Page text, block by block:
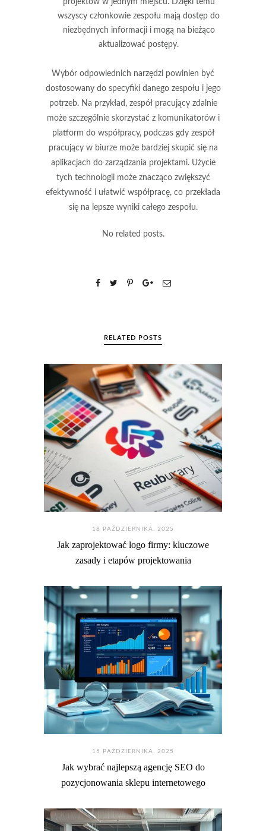
projektów w jednym miejscu. Dzięki temu
wszyscy członkowie zespołu mają dostęp do
niezbędnych informacji i mogą na bieżąco
aktualizować postępy.
Wybór odpowiednich narzędzi powinien być
dostosowany do specyfiki danego zespołu i jego
potrzeb. Na przykład, zespół pracujący zdalnie
może szczególnie skorzystać z komunikatorów i
platform do współpracy, podczas gdy zespół
pracujący w biurze może bardziej skupić się na
aplikacjach do zarządzania projektami. Użycie
tych technologii może znacząco zwiększyć
efektywność i ułatwić współpracę, co przekłada
się na lepsze wyniki całego zespołu.
No related posts.
RELATED POSTS
18 PAŹDZIERNIKA. 2025
Jak zaprojektować logo firmy: kluczowe
zasady i etapów projektowania
15 PAŹDZIERNIKA. 2025
Jak wybrać najlepszą agencję SEO do
pozycjonowania sklepu internetowego